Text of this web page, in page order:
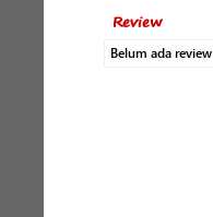
Review
Belum ada review